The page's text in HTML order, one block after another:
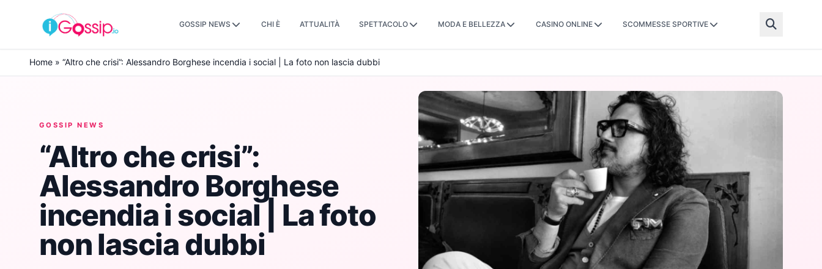
Skip to content
GOSSIP NEWS CHI È ATTUALITÀ SPETTACOLO MODA E BELLEZZA CASINO ONLINE SCOMMESSE SPORTIVE
Home » “Altro che crisi”: Alessandro Borghese incendia i social | La foto non lascia dubbi
GOSSIP NEWS
“Altro che crisi”:
Alessandro Borghese
incendia i social | La foto
non lascia dubbi